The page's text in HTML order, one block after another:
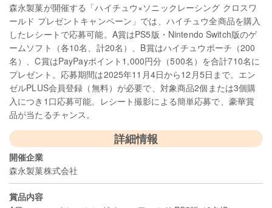
森永製菓が開催する「ハイチュウ×ソニックレーシング クロスワ
ールド プレゼントキャンペーン」では、ハイチュウ全商品を購入
したレシートで応募可能。A賞はPS5版・Nintendo Switch版のゲ
ームソフト（各10名、計20名）、B賞はハイチュウポーチ（200
名）、C賞はPayPayポイント1,000円分（500名）を合計710名に
プレゼント。応募期間は2025年11月4日から12月5日まで。エン
ゼルPLUS会員登録（無料）が必要で、対象商品2個または3個購
入につき1口応募可能。レシート撮影による簡単応募で、豪華賞
品が当たるチャンス。
詳細情報
開催企業
森永製菓株式会社
賞品内容